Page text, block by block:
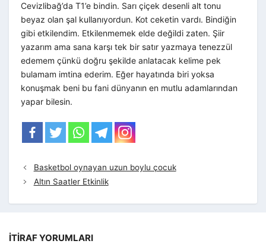
Cevizlibağ’da T1’e bindin. Sarı çiçek desenli alt tonu
beyaz olan şal kullanıyordun. Kot ceketin vardı. Bindiğin
gibi etkilendim. Etkilenmemek elde değildi zaten. Şiir
yazarım ama sana karşı tek bir satır yazmaya tenezzül
edemem çünkü doğru şekilde anlatacak kelime pek
bulamam imtina ederim. Eğer hayatında biri yoksa
konuşmak beni bu fani dünyanın en mutlu adamlarından
yapar bilesin.
Basketbol oynayan uzun boylu çocuk
Altın Saatler Etkinlik
İTIRAF YORUMLARI